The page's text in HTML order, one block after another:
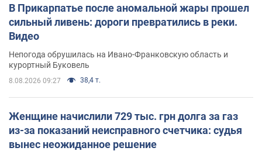
В Прикарпатье после аномальной жары прошел
сильный ливень: дороги превратились в реки.
Видео
Непогода обрушилась на Ивано-Франковскую область и
курортный Буковель
8.08.2026 09:27 38,4 т.
Женщине начислили 729 тыс. грн долга за газ
из-за показаний неисправного счетчика: судья
вынес неожиданное решение